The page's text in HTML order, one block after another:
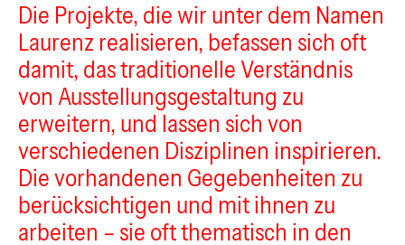
Die Projekte, die wir unter dem Namen
Laurenz realisieren, befassen sich oft
damit, das traditionelle Verständnis
von Ausstellungsgestaltung zu
erweitern, und lassen sich von
verschiedenen Disziplinen inspirieren.
Die vorhandenen Gegebenheiten zu
berücksichtigen und mit ihnen zu
arbeiten – sie oft thematisch in den
LAURENZ